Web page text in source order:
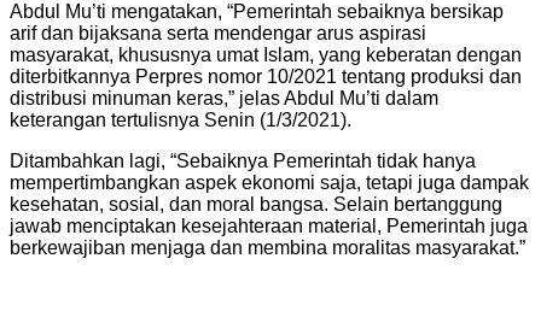
Abdul Mu’ti mengatakan, “Pemerintah sebaiknya bersikap
arif dan bijaksana serta mendengar arus aspirasi
masyarakat, khususnya umat Islam, yang keberatan dengan
diterbitkannya Perpres nomor 10/2021 tentang produksi dan
distribusi minuman keras,” jelas Abdul Mu’ti dalam
keterangan tertulisnya Senin (1/3/2021).
Ditambahkan lagi, “Sebaiknya Pemerintah tidak hanya
mempertimbangkan aspek ekonomi saja, tetapi juga dampak
kesehatan, sosial, dan moral bangsa. Selain bertanggung
jawab menciptakan kesejahteraan material, Pemerintah juga
berkewajiban menjaga dan membina moralitas masyarakat.”